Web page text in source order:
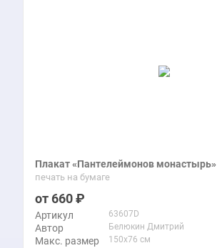
Плакат «Пантелеймонов монастырь»
печать на бумаге
660
Артикул 63607D
Автор Белюкин Дмитрий
Макс. размер 150x76 см